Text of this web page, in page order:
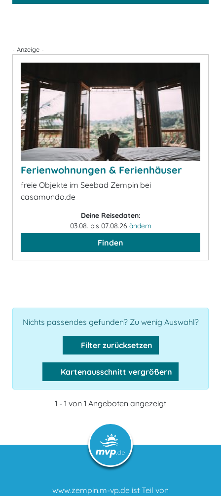
- Anzeige -
Ferienwohnungen & Ferienhäuser
freie Objekte im Seebad Zempin bei
casamundo.de
Deine Reisedaten:
03.08. bis 07.08.26 ändern
Finden
Nichts passendes gefunden? Zu wenig Auswahl?
Filter zurücksetzen
Kartenausschnitt vergrößern
1 - 1 von 1 Angeboten angezeigt
www.zempin.m-vp.de ist Teil von